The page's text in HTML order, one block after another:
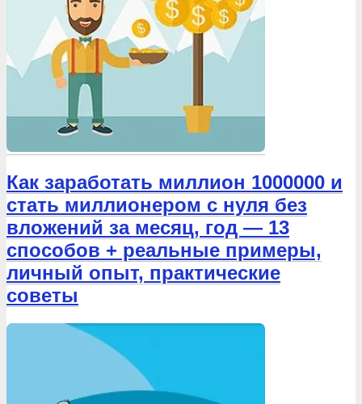
Как заработать миллион 1000000 и
стать миллионером с нуля без
вложений за месяц, год — 13
способов + реальные примеры,
личный опыт, практические
советы